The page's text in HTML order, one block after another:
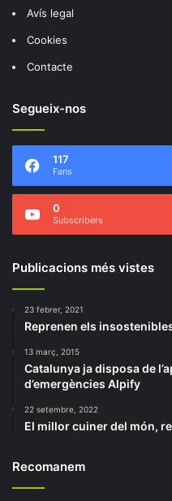
Avís legal
Cookies
Contacte
Segueix-nos
117
Fans
0
Subscribers
Publicacions més vistes
23 febrer, 2021
Reprenen els
13 març, 2015
Catalunya ja disposa de
d’emergències Alpify
22 setembre, 2022
El millor cuiner del món,
Recomanem